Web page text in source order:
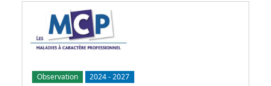
Observation 2024-2027